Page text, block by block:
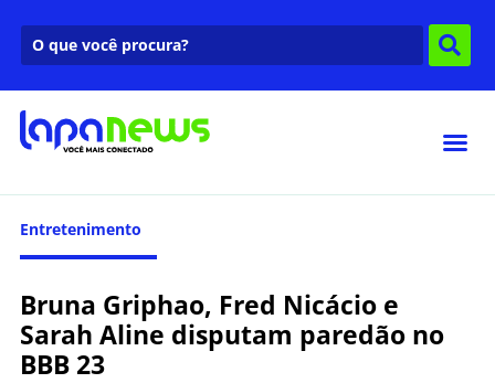
Entretenimento
Bruna Griphao, Fred Nicácio e
Sarah Aline disputam paredão no
BBB 23